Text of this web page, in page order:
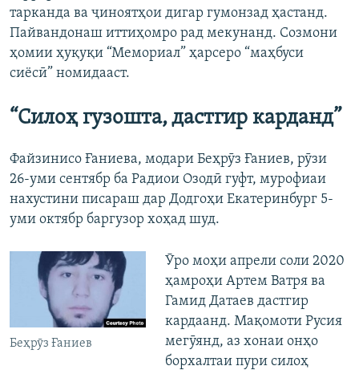
тарканда ва ҷиноятҳои дигар гумонзад ҳастанд.
Пайвандонаш иттиҳомро рад мекунанд. Созмони
ҳомии ҳуқуқи “Мемориал” ҳарсеро “маҳбуси
сиёсӣ” номидааст.
“Силоҳ гузошта, дастгир карданд”
Файзинисо Ғаниева, модари Беҳрӯз Ғаниев, рӯзи
26-уми сентябр ба Радиои Озодӣ гуфт, мурофиаи
нахустини писараш дар Додгоҳи Екатеринбург 5-
уми октябр баргузор хоҳад шуд.
Беҳрӯз Ғаниев
Ӯро моҳи апрели соли 2020
ҳамроҳи Артем Ватря ва
Гамид Датаев дастгир
кардаанд. Мақомоти Русия
мегӯянд, аз хонаи онҳо
борхалтаи пури силоҳ